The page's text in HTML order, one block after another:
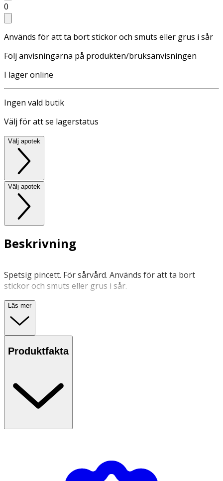
0
Används för att ta bort stickor och smuts eller grus i sår
Följ anvisningarna på produkten/bruksanvisningen
I lager online
Ingen vald butik
Välj för att se lagerstatus
Välj apotek
Välj apotek
Beskrivning
Spetsig pincett. För sårvård. Används för att ta bort
stickor och smuts eller grus i sår.
Nickelfri.
Läs mer
Produktfakta